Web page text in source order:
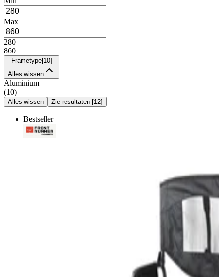
Max
280
860
Frametype[10]
Alles wissen
Aluminium
(10)
Alles wissen Zie resultaten [12]
Bestseller